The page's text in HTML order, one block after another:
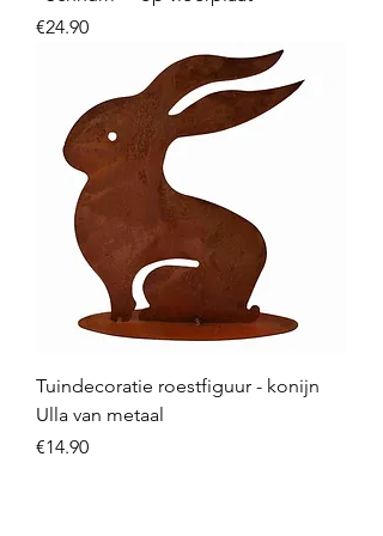
Price
€24.90
Tuindecoratie roestfiguur - konijn
Ulla van metaal
Price
€14.90